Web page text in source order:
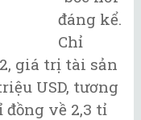
đáng kể.
Chỉ
giá trị tài sản
USD, tương
đồng về 2,3 tỉ